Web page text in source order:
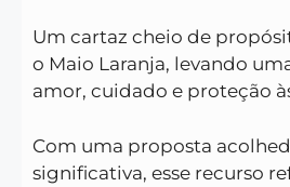
Um cartaz cheio de
o Maio Laranja, levando
amor, cuidado e proteção
Com uma proposta
significativa, esse recurso